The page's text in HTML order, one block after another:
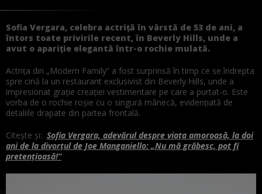
Sofia Vergara, celebra actriță în vârstă de 53 de ani, a
întors toate privirile recent, în Beverly Hills, unde a
avut o apariție elegantă într-o rochie mulată.
Actrița din „Modern Family” a fost surprinsă în timp ce se îndrepta
spre cină la un restaurant exclusivist din Beverly Hills, unde a
impresionat grație creației vestimentare pe care a purtat-o. Este
vorba de o rochie roșie cu o singură mânecă, evidențiată de
detaliile drapate din partea frontală.
Citește și: Sofia Vergara, adevărul despre viața amoroasă, la doi
ani de la divorțul de Joe Manganiello: „Nu mă grăbesc, pot fi
pretențioasă!”